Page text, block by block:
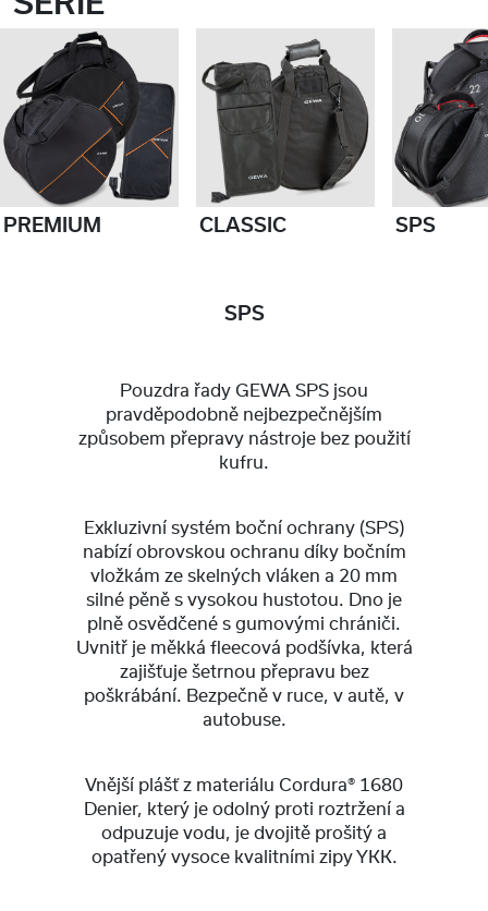
PREMIUM CLASSIC SPS
SPS
Pouzdra řady GEWA SPS jsou
pravděpodobně nejbezpečnějším
způsobem přepravy nástroje bez použití
kufru.
Exkluzivní systém boční ochrany (SPS)
nabízí obrovskou ochranu díky bočním
vložkám ze skelných vláken a 20 mm
silné pěně s vysokou hustotou. Dno je
plně osvědčené s gumovými chrániči.
Uvnitř je měkká fleecová podšívka, která
zajišťuje šetrnou přepravu bez
poškrábání. Bezpečně v ruce, v autě, v
autobuse.
Vnější plášť z materiálu Cordura® 1680
Denier, který je odolný proti roztržení a
odpuzuje vodu, je dvojitě prošitý a
opatřený vysoce kvalitními zipy YKK.